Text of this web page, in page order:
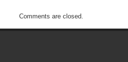
Comments are closed.